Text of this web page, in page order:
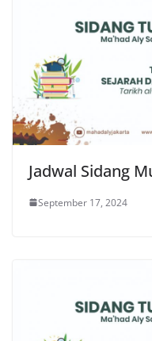
Jadwal Sidang
September 17, 2024